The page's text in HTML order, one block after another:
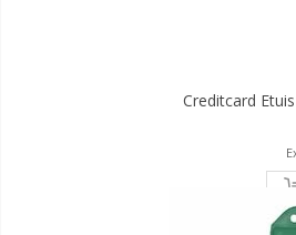
Creditcard Etuis